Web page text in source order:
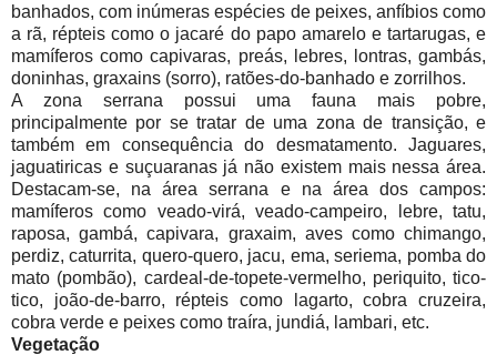
banhados, com inúmeras espécies de peixes, anfíbios como
a rã, répteis como o jacaré do papo amarelo e tartarugas, e
mamíferos como capivaras, preás, lebres, lontras, gambás,
doninhas, graxains (sorro), ratões-do-banhado e zorrilhos.
A zona serrana possui uma fauna mais pobre,
principalmente por se tratar de uma zona de transição, e
também em consequência do desmatamento. Jaguares,
jaguatiricas e suçuaranas já não existem mais nessa área.
Destacam-se, na área serrana e na área dos campos:
mamíferos como veado-virá, veado-campeiro, lebre, tatu,
raposa, gambá, capivara, graxaim, aves como chimango,
perdiz, caturrita, quero-quero, jacu, ema, seriema, pomba do
mato (pombão), cardeal-de-topete-vermelho, periquito, tico-
tico, joão-de-barro, répteis como lagarto, cobra cruzeira,
cobra verde e peixes como traíra, jundiá, lambari, etc.
Vegetação